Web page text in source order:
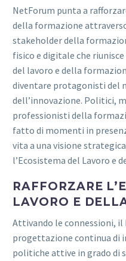
NetForum punta a
della formazione
stakeholder della
fisico e digitale che
del lavoro e della
diventare protagonisti del
dell’innovazione. Politici,
professionisti della
fatto di momenti in
vita a una visione
l’Ecosistema del Lavoro e
RAFFORZARE
LAVORO E
Attivando le connessioni, il
progettazione continua di
politiche attive in grado di